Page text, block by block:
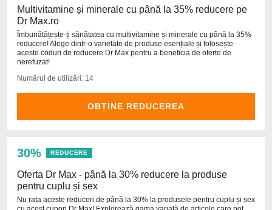
Multivitamine și minerale cu până la 35% reducere pe
Dr Max.ro
Îmbunătățește-ți sănătatea cu multivitamine și minerale cu până la 35%
reducere! Alege dintr-o varietate de produse esențiale și folosește
aceste coduri de reducere Dr Max pentru a beneficia de oferte de
nerefuzat!
Numărul de utilizări: 14
OBȚINE REDUCEREA
30% REDUCERE
Oferta Dr Max - până la 30% reducere la produse
pentru cuplu și sex
Nu rata aceste reduceri de până la 30% la produsele pentru cuplu și sex